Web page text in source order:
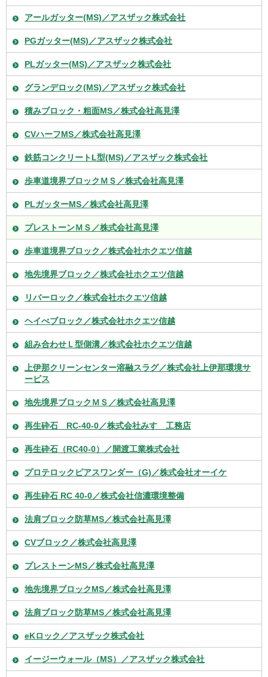
アールガッター(MS)／アスザック株式会社
PGガッター(MS)／アスザック株式会社
PLガッター(MS)／アスザック株式会社
グランデロック(MS)／アスザック株式会社
積みブロック・粗面MS／株式会社高見澤
CVハーフMS／株式会社高見澤
鉄筋コンクリートL型(MS)／アスザック株式会社
歩車道境界ブロックＭＳ／株式会社高見澤
PLガッターMS／株式会社高見澤
プレストーンＭＳ／株式会社高見澤
歩車道境界ブロック／株式会社ホクエツ信越
地先境界ブロック／株式会社ホクエツ信越
リバーロック／株式会社ホクエツ信越
ヘイべブロック／株式会社ホクエツ信越
組み合わせＬ型側溝／株式会社ホクエツ信越
上伊那クリーンセンター溶融スラグ／株式会社上伊那環境サ
ービス
地先境界ブロックＭＳ／株式会社高見澤
再生砕石 RC-40-0／株式会社みすゞ工務店
再生砕石（RC40-0）／開渡工業株式会社
プロテロックピアスワンダー（G)／株式会社オーイケ
再生砕石 RC 40-0／株式会社信濃環境整備
法肩ブロック防草MS／株式会社高見澤
CVブロック／株式会社高見澤
プレストーンMS／株式会社高見澤
地先境界ブロックMS／株式会社高見澤
法肩ブロック防草MS／株式会社高見澤
eKロック／アスザック株式会社
イージーウォール（MS）／アスザック株式会社